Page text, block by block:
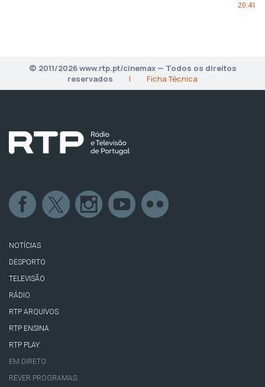
20:41
© 2011/2026 www.rtp.pt/cinemax — Todos os direitos
reservados
| Ficha Técnica
NOTÍCIAS
DESPORTO
TELEVISÃO
RÁDIO
RTP ARQUIVOS
RTP ENSINA
RTP PLAY
EM DIRETO
REVER PROGRAMAS